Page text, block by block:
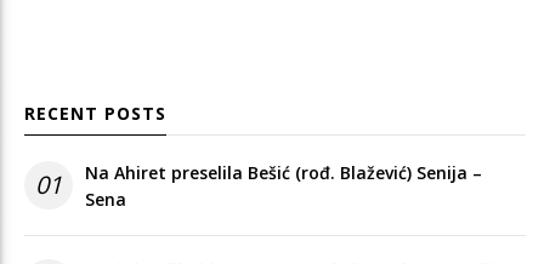
RECENT POSTS
01
Na Ahiret preselila Bešić (rođ. Blažević) Senija –
Sena